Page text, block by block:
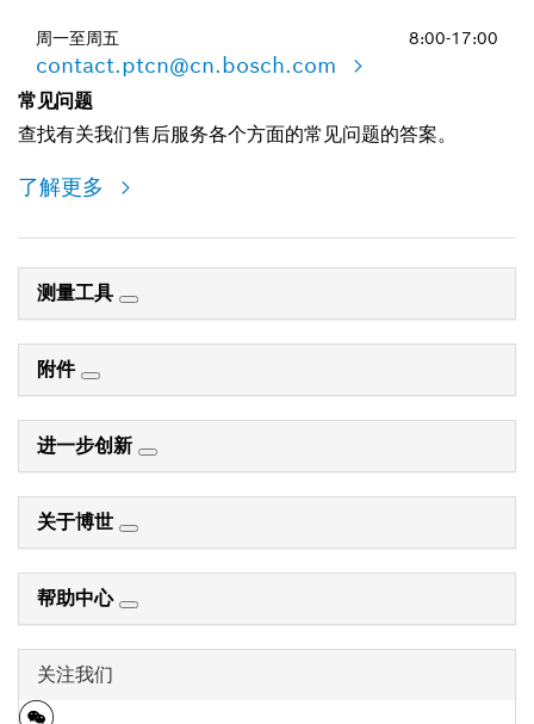
周一至周五 8:00-17:00
contact.ptcn@cn.bosch.com
常见问题
查找有关我们售后服务各个方面的常见问题的答案。
了解更多
测量工具
附件
进一步创新
关于博世
帮助中心
关注我们